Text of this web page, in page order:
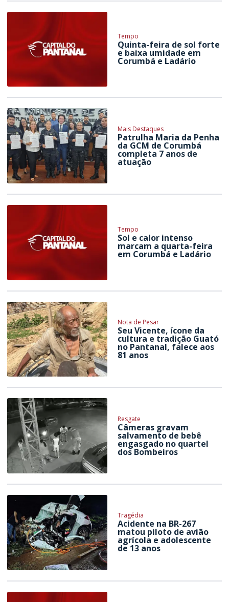
Tempo
Quinta-feira de sol forte
e baixa umidade em
Corumbá e Ladário
Mais Destaques
Patrulha Maria da Penha
da GCM de Corumbá
completa 7 anos de
atuação
Tempo
Sol e calor intenso
marcam a quarta-feira
em Corumbá e Ladário
Nota de Pesar
Seu Vicente, ícone da
cultura e tradição Guató
no Pantanal, falece aos
81 anos
Resgate
Câmeras gravam
salvamento de bebê
engasgado no quartel
dos Bombeiros
Tragédia
Acidente na BR-267
matou piloto de avião
agrícola e adolescente
de 13 anos